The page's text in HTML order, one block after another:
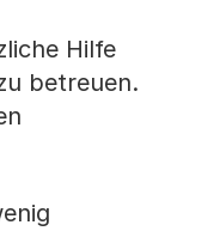
Hilfe
betreuen.